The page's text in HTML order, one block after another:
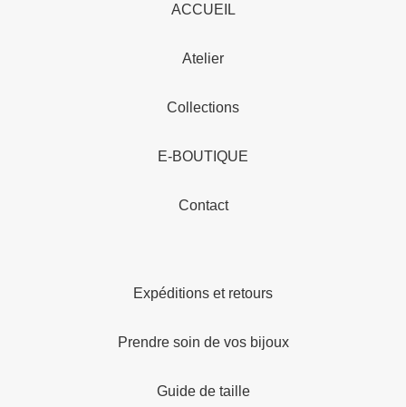
ACCUEIL
Atelier
Collections
E-BOUTIQUE
Contact
Expéditions et retours
Prendre soin de vos bijoux
Guide de taille